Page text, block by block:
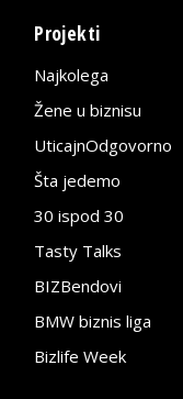
Projekti
Najkolega
Žene u biznisu
UticajnOdgovorno
Šta jedemo
30 ispod 30
Tasty Talks
BIZBendovi
BMW biznis liga
Bizlife Week